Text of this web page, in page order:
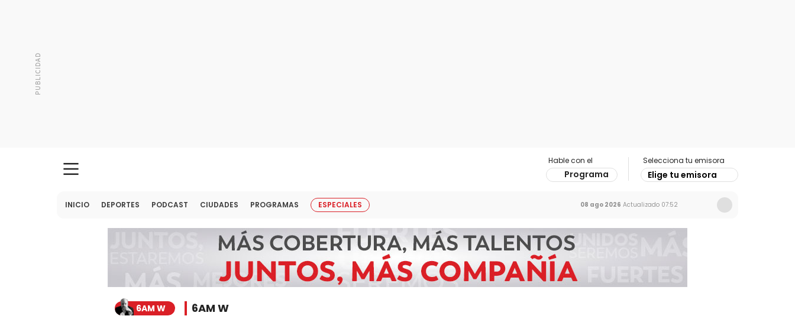
Hable con el
Programa
Selecciona tu emisora
Elige tu emisora
INICIO DEPORTES PODCAST CIUDADES PROGRAMAS ESPECIALES 08 ago 2026 Actualizado 07:52
6AM W 6AM W